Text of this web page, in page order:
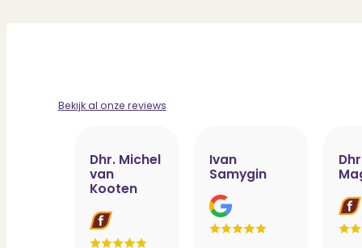
Bekijk al onze reviews
Dhr. Michel
van
Kooten
Ivan
Samygin